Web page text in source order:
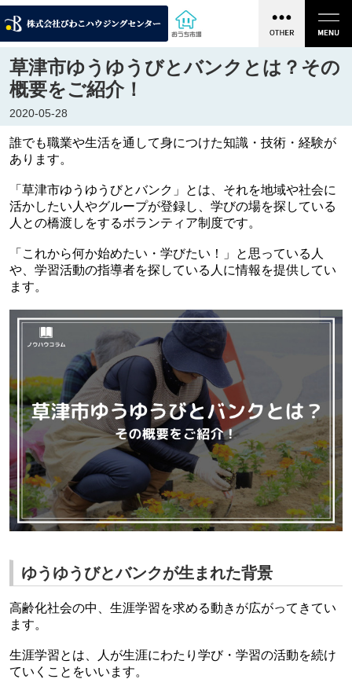
草津市ゆうゆうびとバンクとは？その
概要をご紹介！
2020-05-28
誰でも職業や生活を通して身につけた知識・技術・経験が
あります。
「草津市ゆうゆうびとバンク」とは、それを地域や社会に
活かしたい人やグループが登録し、学びの場を探している
人との橋渡しをするボランティア制度です。
「これから何か始めたい・学びたい！」と思っている人
や、学習活動の指導者を探している人に情報を提供してい
ます。
ゆうゆうびとバンクが生まれた背景
高齢化社会の中、生涯学習を求める動きが広がってきてい
ます。
生涯学習とは、 人 が生涯にわたり 学び・ 学習の活動を続け
ていくことをいいます。